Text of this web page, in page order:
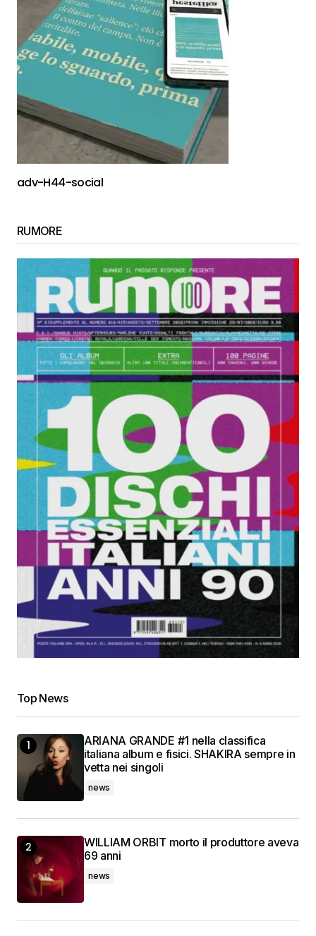
adv-H44-social
RUMORE
Top News
ARIANA GRANDE #1 nella classifica
italiana album e fisici. SHAKIRA sempre in
vetta nei singoli
news
WILLIAM ORBIT morto il produttore aveva
69 anni
news